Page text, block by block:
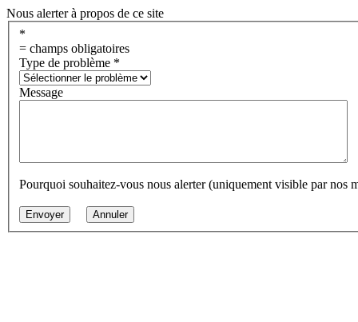
Nous alerter à propos de ce site
*
= champs obligatoires
Type de problème *
Message
Pourquoi souhaitez-vous nous alerter (uniquement visible par nos